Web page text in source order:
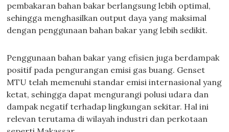
pembakaran bahan bakar berlangsung lebih optimal,
sehingga menghasilkan output daya yang maksimal
dengan penggunaan bahan bakar yang lebih sedikit.
Penggunaan bahan bakar yang efisien juga berdampak
positif pada pengurangan emisi gas buang. Genset
MTU telah memenuhi standar emisi internasional yang
ketat, sehingga dapat mengurangi polusi udara dan
dampak negatif terhadap lingkungan sekitar. Hal ini
relevan terutama di wilayah industri dan perkotaan